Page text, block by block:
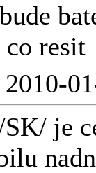
co resit
je